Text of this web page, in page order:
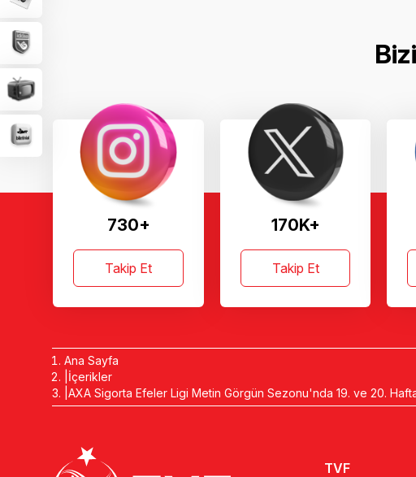
730+
Takip Et
170K+
Takip Et
Ana Sayfa
İçerikler
AXA Sigorta Efeler Ligi Metin Görgün Sezonu'nda 19. ve 20.
TVF